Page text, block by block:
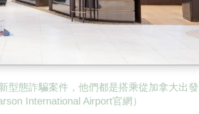
型態詐騙案件，他們都是搭乘從加拿大出發
International Airport官網）